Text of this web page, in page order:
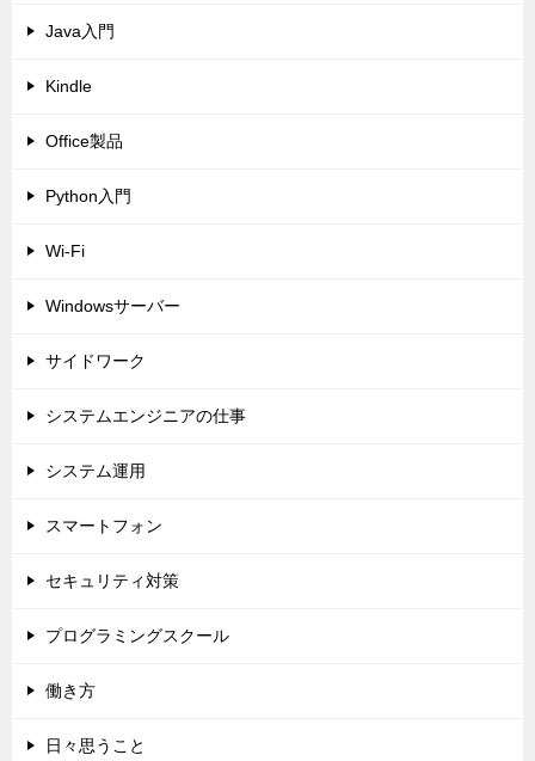
Java入門
Kindle
Office製品
Python入門
Wi-Fi
Windowsサーバー
サイドワーク
システムエンジニアの仕事
システム運用
スマートフォン
セキュリティ対策
プログラミングスクール
働き方
日々思うこと